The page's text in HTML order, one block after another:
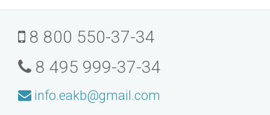
подходит
учитывать
Почему литиевые батареи не требуют отдельной
зарядной комнаты
Можно ли модернизировать старый погрузчик под
литиевую батарею
8 800 550-37-34
8 495 999-37-34
info.eakb@gmail.com